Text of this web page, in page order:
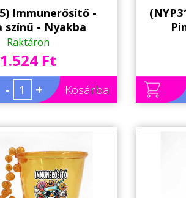
Immunerősítő -
színű - Nyakba
Felespohár, LED
- Vicces Nyugdíjas
Party Pohár - Party
Kellék
Raktáron
1.524 Ft
- + Kosárba